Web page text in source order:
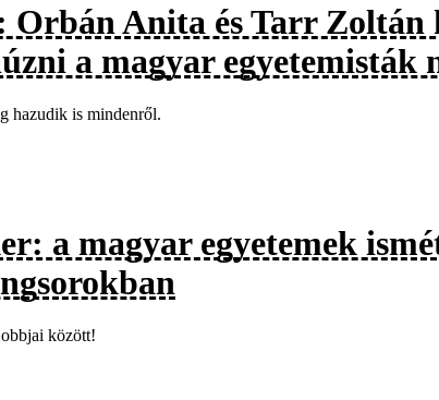
Orbán Anita és Tarr Zoltán
a magyar egyetemisták
hazudik is mindenről.
a magyar egyetemek
között!